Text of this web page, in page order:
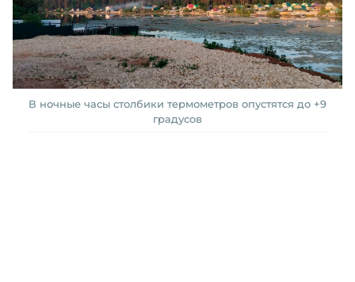
В ночные часы столбики термометров опустятся до +9
градусов